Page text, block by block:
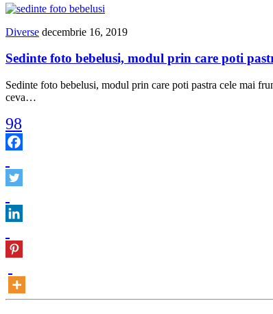
Diverse decembrie 16, 2019
Sedinte foto bebelusi, modul prin care poti
Sedinte foto bebelusi, modul prin care poti pastra cele mai
ceva…
98